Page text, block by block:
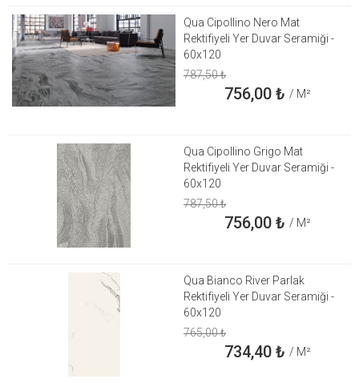
Qua Cipollino Nero Mat
Rektifiyeli Yer Duvar Seramiği -
60x120
787,50₺
756,00₺ / M²
Qua Cipollino Grigo Mat
Rektifiyeli Yer Duvar Seramiği -
60x120
787,50₺
756,00₺ / M²
Qua Bianco River Parlak
Rektifiyeli Yer Duvar Seramiği -
60x120
765,00₺
734,40₺ / M²